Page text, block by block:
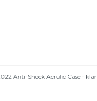
Anti-Shock Acrulic Case - klar